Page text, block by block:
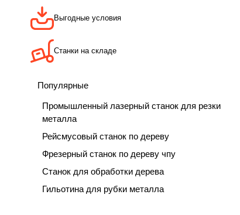
Выгодные условия
Станки на складе
Популярные
Промышленный лазерный станок для резки
металла
Рейсмусовый станок по дереву
Фрезерный станок по дереву чпу
Станок для обработки дерева
Гильотина для рубки металла